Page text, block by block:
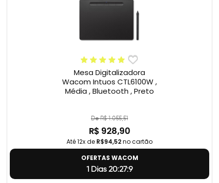
Mesa Digitalizadora
Wacom Intuos CTL6100W ,
Média , Bluetooth , Preto
De R$ 1.055,51
R$ 928,90
Até 12x de R$94,52no cartão
OFERTAS WACOM
1 Dias 20:27:8